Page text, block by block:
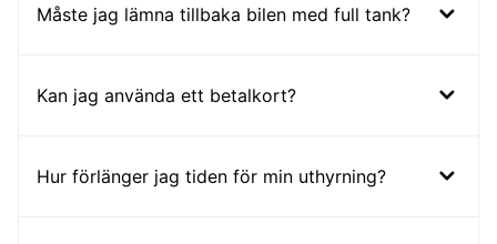
Måste jag lämna tillbaka bilen med full tank?
Kan jag använda ett betalkort?
Hur förlänger jag tiden för min uthyrning?